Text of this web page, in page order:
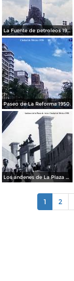
La Fuente de petroleos 1950.
Paseo de La Reforma 1950.
Los andenes de La Plaza de toros Ciudad de México 1950
1 2